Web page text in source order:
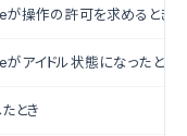
操作の許可を求めるとき
アイドル状態になったとき（
とき